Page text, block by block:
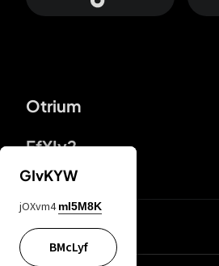
Otrium
FfYIy2
KIjvtr
GIvKYW
jOXvm4 mI5M8K
BMcLyf